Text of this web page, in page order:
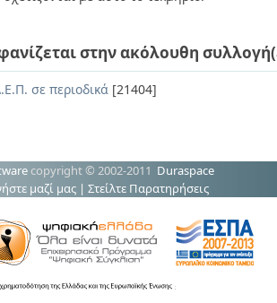
στην ακόλουθη
σε περιοδικά [21404]
copyright © 2002-2011 Duraspace
μαζί μας | Στείλτε Παρατηρήσεις